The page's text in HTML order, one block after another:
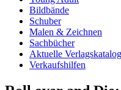
Bildbände
Schuber
Malen & Zeichnen
Sachbücher
Aktuelle
Verkaufshilfen